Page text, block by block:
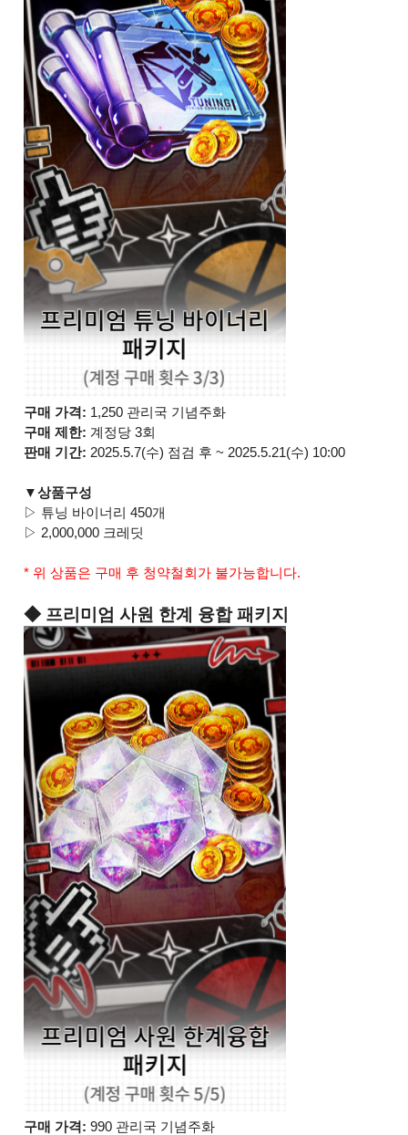
구매 가격: 1,250 관리국 기념주화
구매 제한: 계정당 3회
판매 기간: 2025.5.7(수) 점검 후 ~ 2025.5.21(수) 10:00
▼상품구성
▷ 튜닝 바이너리 450개
▷ 2,000,000 크레딧
* 위 상품은 구매 후 청약철회가 불가능합니다.
◆ 프리미엄 사원 한계 융합 패키지
구매 가격: 990 관리국 기념주화